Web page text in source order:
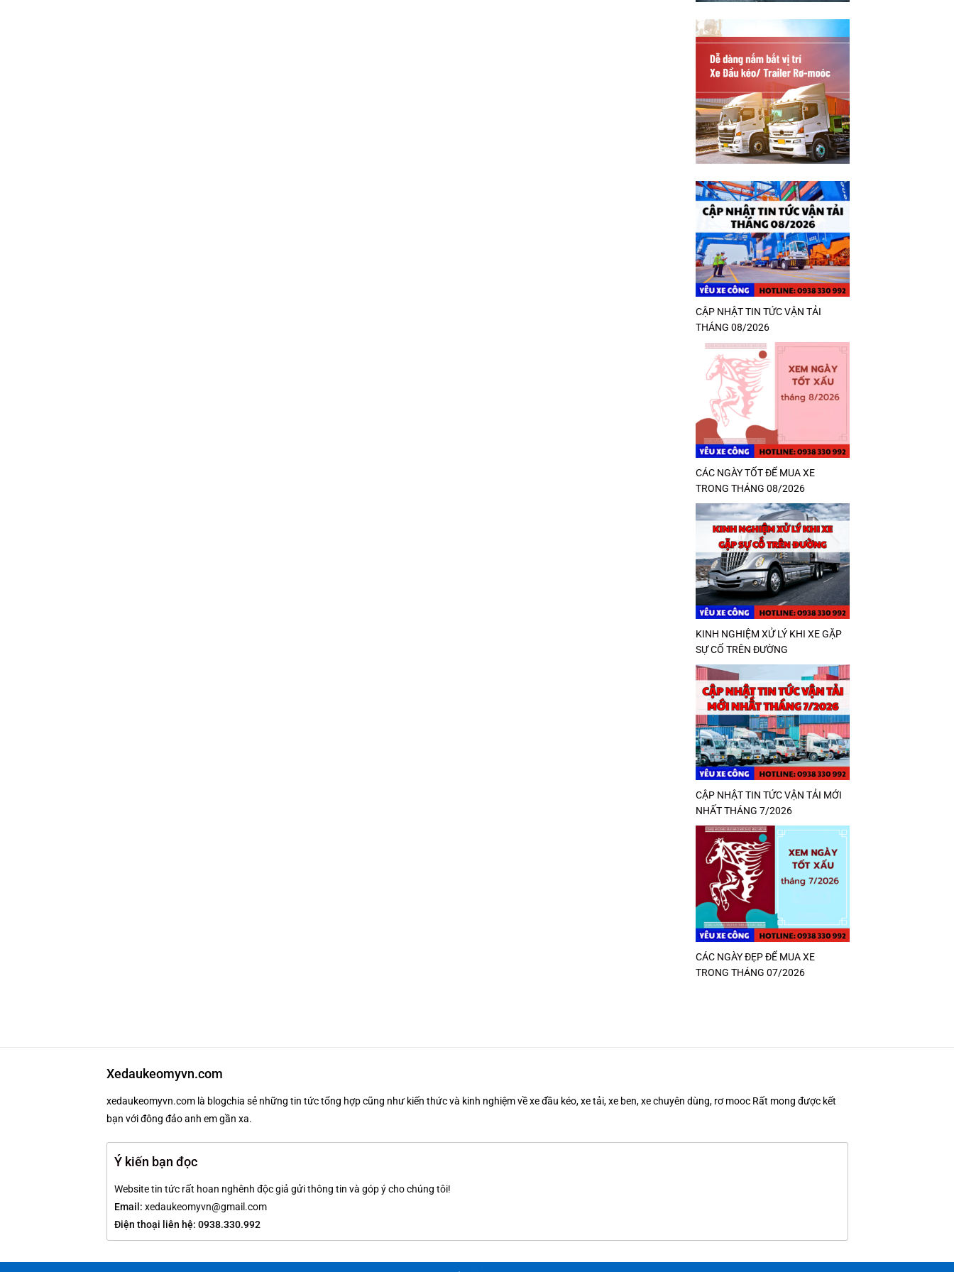
CẬP NHẬT TIN TỨC VẬN TẢI
THÁNG 08/2026
CÁC NGÀY TỐT ĐỂ MUA XE
TRONG THÁNG 08/2026
KINH NGHIỆM XỬ LÝ KHI XE GẶP
SỰ CỐ TRÊN ĐƯỜNG
CẬP NHẬT TIN TỨC VẬN TẢI MỚI
NHẤT THÁNG 7/2026
CÁC NGÀY ĐẸP ĐỂ MUA XE
TRONG THÁNG 07/2026
Xedaukeomyvn.com
xedaukeomyvn.com là blogchia sẻ những tin tức tổng hợp cũng như kiến thức và kinh nghiệm về xe đầu kéo, xe tải, xe ben, xe chuyên dùng, rơ mooc Rất mong được kết
bạn với đông đảo anh em gần xa.
Ý kiến bạn đọc
Website tin tức rất hoan nghênh độc giả gửi thông tin và góp ý cho chúng tôi!
Email: xedaukeomyvn@gmail.com
Điện thoại liên hệ: 0938.330.992